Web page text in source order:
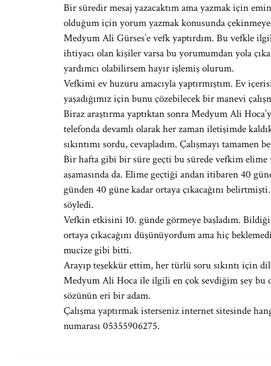
Bir süredir mesaj yazacaktım ama yazmak için
olduğum için yorum yazmak konusunda
Medyum Ali Gürses’e vefk yaptırdım. Bu vefkle
ihtiyacı olan kişiler varsa bu yorumumdan yola
yardımcı olabilirsem hayır işlemiş olurum.
Vefkimi ev huzuru amacıyla yaptırmıştım. Ev
yaşadığımız için bunu çözebilecek bir manevi
Biraz araştırma yaptıktan sonra Medyum Ali
telefonda devamlı olarak her zaman iletişimde
sıkıntımı sordu, cevapladım. Çalışmayı tamamen
Bir hafta gibi bir süre geçti bu sürede vefkim elime
aşamasında da. Elime geçtiği andan itibaren 40
günden 40 güne kadar ortaya çıkacağını
söyledi.
Vefkin etkisini 10. günde görmeye başladım.
ortaya çıkacağını düşünüyordum ama hiç
mucize gibi bitti.
Arayıp teşekkür ettim, her türlü soru sıkıntı için
Medyum Ali Hoca ile ilgili en çok sevdiğim şey bu
sözünün eri bir adam.
Çalışma yaptırmak isterseniz internet sitesinde
numarası 05355906275.